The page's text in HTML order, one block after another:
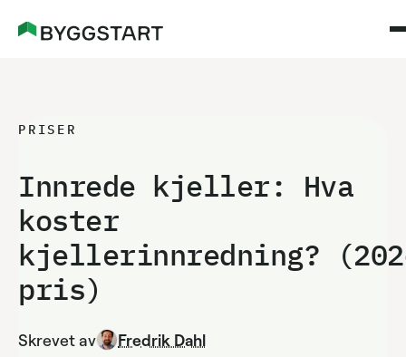
PRISER
Innrede kjeller: Hva
koster
kjellerinnredning?
pris)
Skrevet av Fredrik Dahl